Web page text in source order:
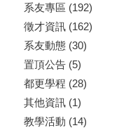
系友專區 (192)
徵才資訊(162)
系友動態(30)
置頂公告(5)
都更學程 (28)
其他資訊(1)
教學活動 (14)